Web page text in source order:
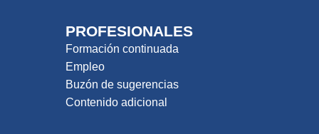
PROFESIONALES
Formación continuada
Empleo
Buzón de sugerencias
Contenido adicional